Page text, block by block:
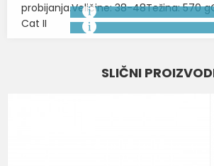
probijanja.Veličine: 38-48Težina: 570
Cat II
ZAŠTITNE
SLIČNI